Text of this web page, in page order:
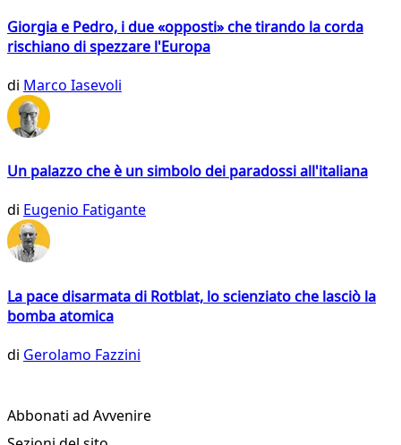
Giorgia e Pedro, i due «opposti» che tirando la corda
rischiano di spezzare l'Europa
di Marco Iasevoli
Un palazzo che è un simbolo dei paradossi all'italiana
di Eugenio Fatigante
La pace disarmata di Rotblat, lo scienziato che lasciò la
bomba atomica
di Gerolamo Fazzini
Abbonati ad Avvenire